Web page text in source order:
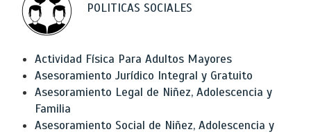
POLITICAS SOCIALES
Actividad Física Para Adultos Mayores
Asesoramiento Jurídico Integral y Gratuito
Asesoramiento Legal de Niñez, Adolescencia y
Familia
Asesoramiento Social de Niñez, Adolescencia y